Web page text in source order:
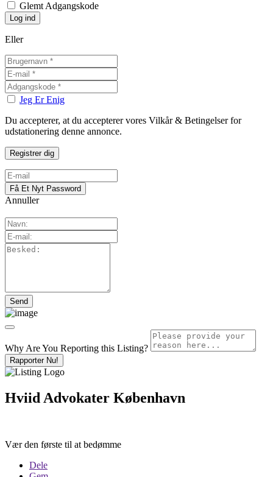
Glemt Adgangskode
Eller
Jeg Er Enig
Du accepterer, at du accepterer vores Vilkår & Betingelser for
udstationering denne annonce.
Annuller
Why Are You Reporting this Listing?
Rapporter Nu!
Hviid Advokater København
Vær den første til at bedømme
Dele